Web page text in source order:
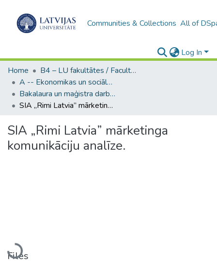
Communities & Collections All of
Log In
Home
B4 – LU fakultātes / Faculties of the UL
A -- Ekonomikas un sociālo zinātņu fakultāte / Faculty of Economics and Social Sciences
Bakalaura un maģistra darbi (ESZF) / Bachelor's and Master's theses
SIA „Rimi Latvia” mārketinga komunikāciju analīze.
SIA „Rimi Latvia” mārketinga
komunikāciju analīze.
Loading...
Files